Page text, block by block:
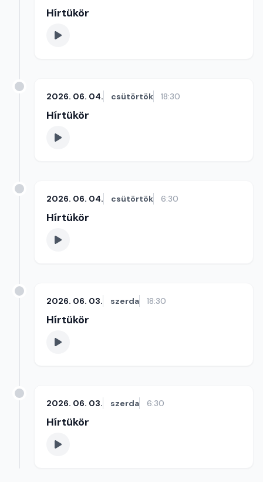
Hírtükör
2026. 06. 04. csütörtök 18:30
Hírtükör
2026. 06. 04. csütörtök 6:30
Hírtükör
2026. 06. 03. szerda 18:30
Hírtükör
2026. 06. 03. szerda 6:30
Hírtükör